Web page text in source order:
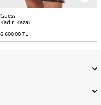
Guess
Kadın Kazak
6.600,00 TL